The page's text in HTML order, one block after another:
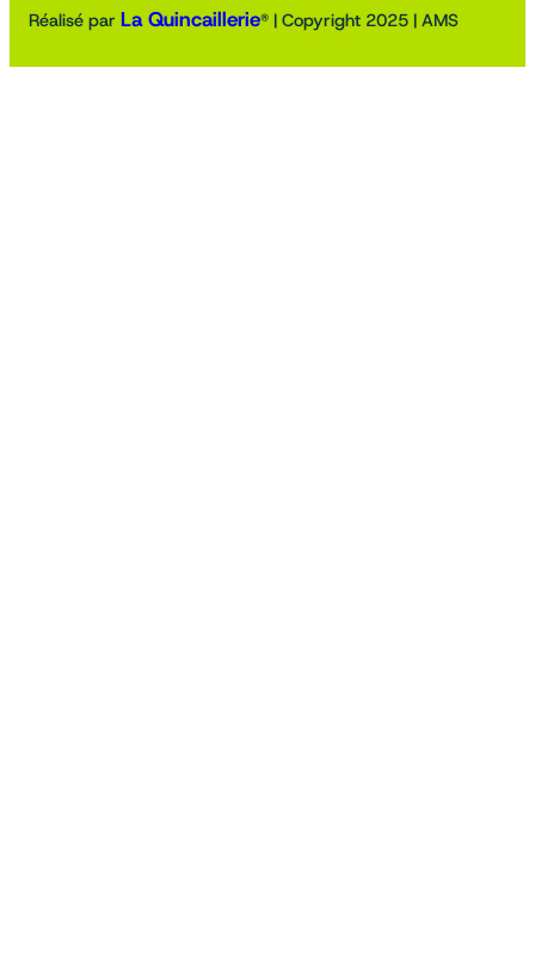
Réalisé par La Quincaillerie® | Copyright 2025 | AMS